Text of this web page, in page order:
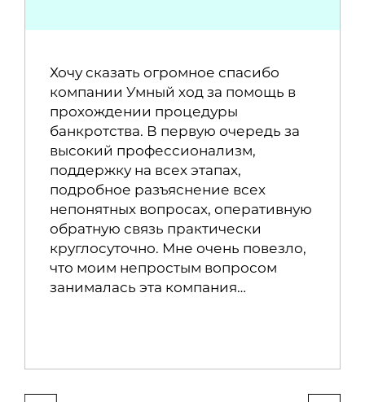
Хочу сказать огромное спасибо
компании Умный ход за помощь в
прохождении процедуры
банкротства. В первую очередь за
высокий профессионализм,
поддержку на всех этапах,
подробное разъяснение всех
непонятных вопросах, оперативную
обратную связь практически
круглосуточно. Мне очень повезло,
что моим непростым вопросом
занималась эта компания…